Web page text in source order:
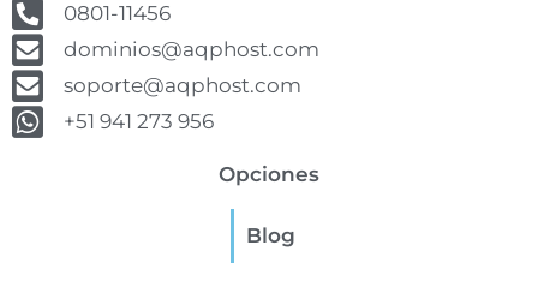
0801-11456
dominios@aqphost.com
soporte@aqphost.com
+51 941 273 956
Opciones
Blog